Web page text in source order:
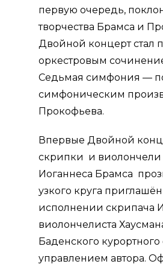
первую очередь,
творчества Брамса и
Двойной концерт стал
оркестровым
Седьмая симфония —
симфоническим
Прокофьева.
Впервые Двойной
скрипки и виолончели
Иоганнеса Брамса
узкого круга
исполнении скрипача
виолончелиста
Баденского
управлением автора.